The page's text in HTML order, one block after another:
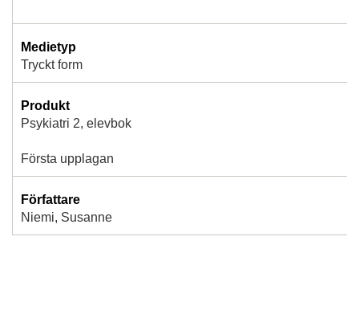
Medietyp
Tryckt form
Produkt
Psykiatri 2, elevbok
Första upplagan
Författare
Niemi, Susanne